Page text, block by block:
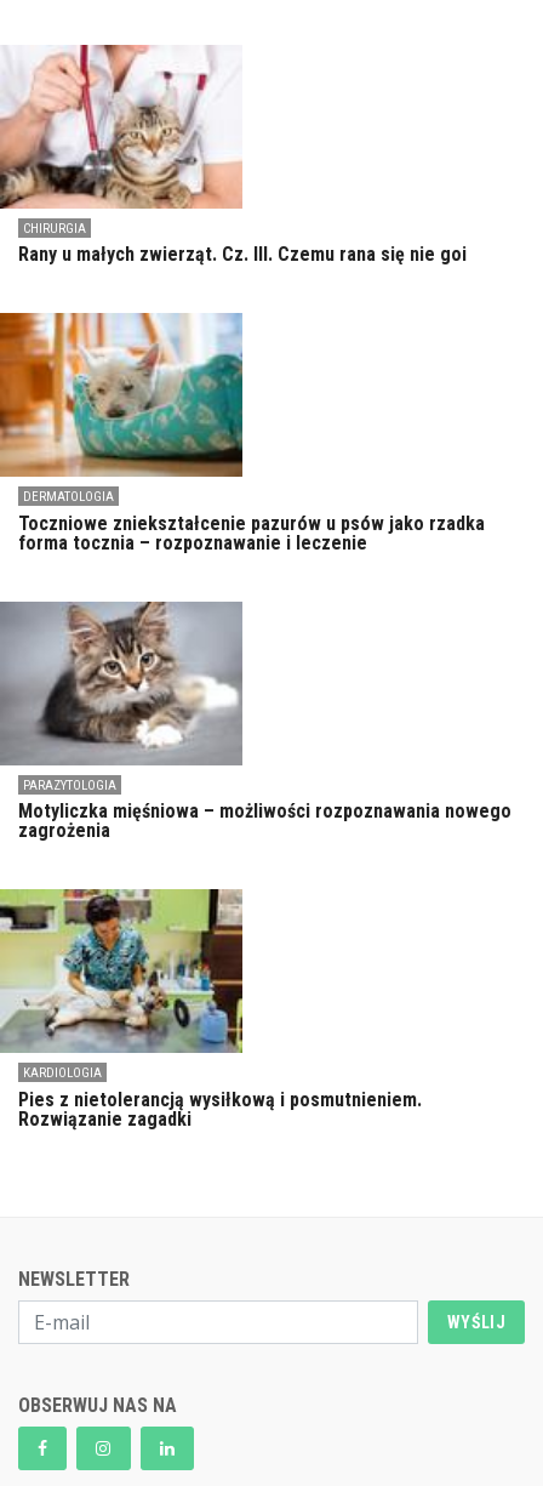
CHIRURGIA
Rany u małych zwierząt. Cz. III. Czemu rana się nie goi
DERMATOLOGIA
Toczniowe zniekształcenie pazurów u psów jako rzadka
forma tocznia – rozpoznawanie i leczenie
PARAZYTOLOGIA
Motyliczka mięśniowa – możliwości rozpoznawania nowego
zagrożenia
KARDIOLOGIA
Pies z nietolerancją wysiłkową i posmutnieniem.
Rozwiązanie zagadki
NEWSLETTER
WYŚLIJ
OBSERWUJ NAS NA